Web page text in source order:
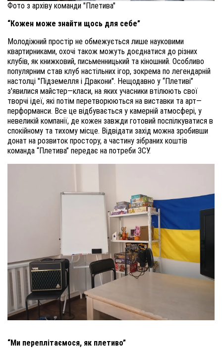
Фото з архіву команди "Плетива"
“Кожен може знайти щось для себе”
Молодіжний простір не обмежується лише науковими
квартирниками, охочі також можуть доєднатися до різних
клубів, як книжковий, письменницький та кіношний. Особливо
популярним став клуб настільних ігор, зокрема по легендарній
настолці "Підземелля і Дракони". Нещодавно у “Плетиві”
з'явилися майстер—класи, на яких учасники втілюють свої
творчі ідеї, які потім перетворюються на виставки та арт—
перформанси. Все це відбувається у камерній атмосфері, у
невеликій компанії, де кожен завжди готовий поспілкуватися в
спокійному та тихому місце. Відвідати захід можна зробивши
донат на розвиток простору, а частину зібраних коштів
команда “Плетива” передає на потреби ЗСУ.
“Ми переплітаємося, як плетиво”